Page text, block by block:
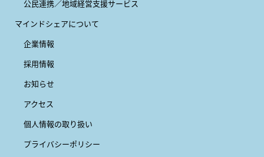
公民連携／地域経営支援サービス
マインドシェアについて
企業情報
採用情報
お知らせ
アクセス
個人情報の取り扱い
プライバシーポリシー